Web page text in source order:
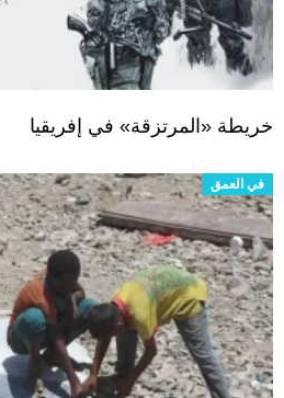
خريطة «المرتزقة» في إفريقيا
في العمق